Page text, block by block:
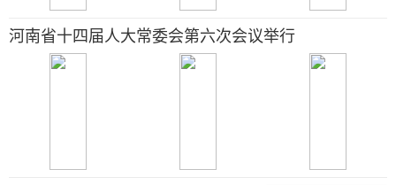
河南省十四届人大常委会第六次会议举行